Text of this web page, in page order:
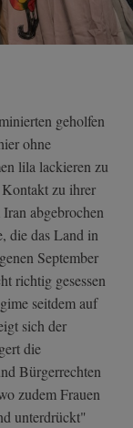
geholfen
ohne
lila lackieren zu
zu ihrer
abgebrochen
die das Land in
September
richtig gesessen
seitdem auf
sich der
die
Bürgerrechten
zudem Frauen
unterdrückt"